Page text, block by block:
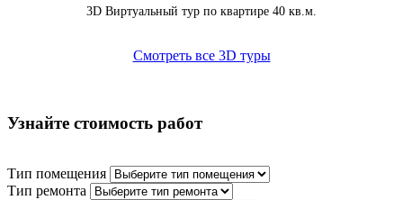
3D Виртуальный тур по квартире 40 кв.м.
Смотреть все 3D туры
Узнайте стоимость работ
Тип помещения
Тип ремонта